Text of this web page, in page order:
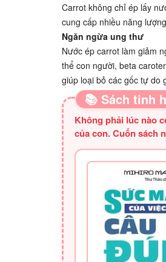
Carrot không chỉ ép lấy
cung cấp nhiều năng
Ngăn ngừa ung thư
Nước ép carrot làm giảm
thể con người, beta
giúp loại bỏ các gốc tự do
📚 Sách tinh
Không phải lúc nào
của con. Cuốn sách